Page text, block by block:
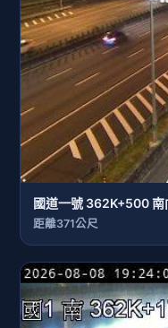
國道一號 362K+500 南
距離371公尺